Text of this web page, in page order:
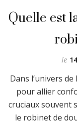
Quelle est
le
Dans l’univers
pour allier
cruciaux souvent
le robinet de